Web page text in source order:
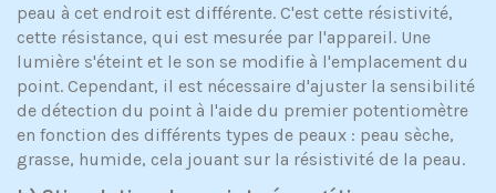
peau à cet endroit est différente. C'est cette résistivité,
cette résistance, qui est mesurée par l'appareil. Une
lumière s'éteint et le son se modifie à l'emplacement du
point. Cependant, il est nécessaire d'ajuster la sensibilité
de détection du point à l'aide du premier potentiomètre
en fonction des différents types de peaux : peau sèche,
grasse, humide, cela jouant sur la résistivité de la peau.